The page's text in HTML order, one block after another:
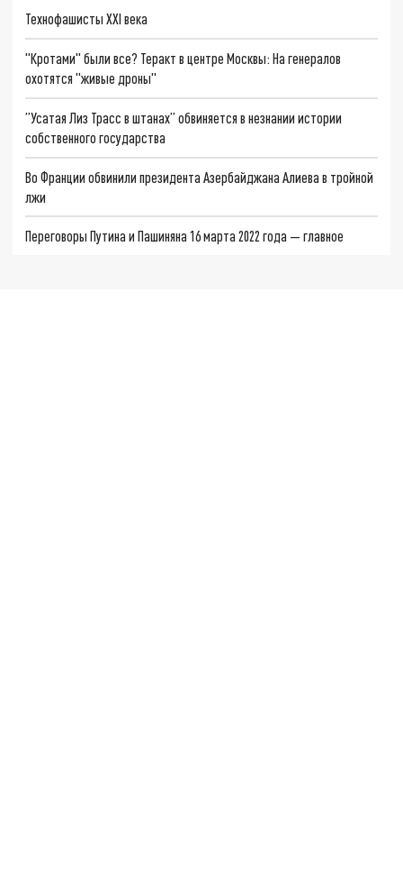
Технофашисты XXI века
"Кротами" были все? Теракт в центре Москвы: На генералов
охотятся "живые дроны"
”Усатая Лиз Трасс в штанах” обвиняется в незнании истории
собственного государства
Во Франции обвинили президента Азербайджана Алиева в тройной
лжи
Переговоры Путина и Пашиняна 16 марта 2022 года — главное